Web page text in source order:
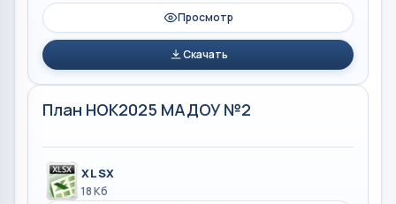
Просмотр
Скачать
План НОК2025 МАДОУ №2
XLSX
18 Кб